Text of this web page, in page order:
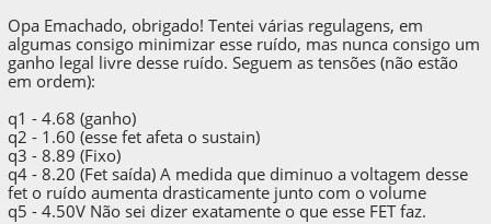
Opa Emachado, obrigado! Tentei várias regulagens, em
algumas consigo minimizar esse ruído, mas nunca consigo um
ganho legal livre desse ruído. Seguem as tensões (não estão
em ordem):
q1 - 4.68 (ganho)
q2 - 1.60 (esse fet afeta o sustain)
q3 - 8.89 (Fixo)
q4 - 8.20 (Fet saída) A medida que diminuo a voltagem desse
fet o ruído aumenta drasticamente junto com o volume
q5 - 4.50V Não sei dizer exatamente o que esse FET faz.